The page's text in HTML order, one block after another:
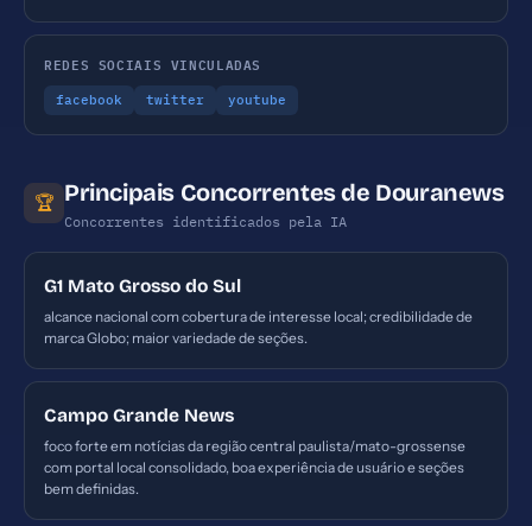
REDES SOCIAIS VINCULADAS
facebook twitter youtube
🏆 Principais Concorrentes de Douranews
Concorrentes identificados pela IA
G1 Mato Grosso do Sul
alcance nacional com cobertura de interesse local; credibilidade de
marca Globo; maior variedade de seções.
Campo Grande News
foco forte em notícias da região central paulista/mato-grossense
com portal local consolidado, boa experiência de usuário e seções
bem definidas.